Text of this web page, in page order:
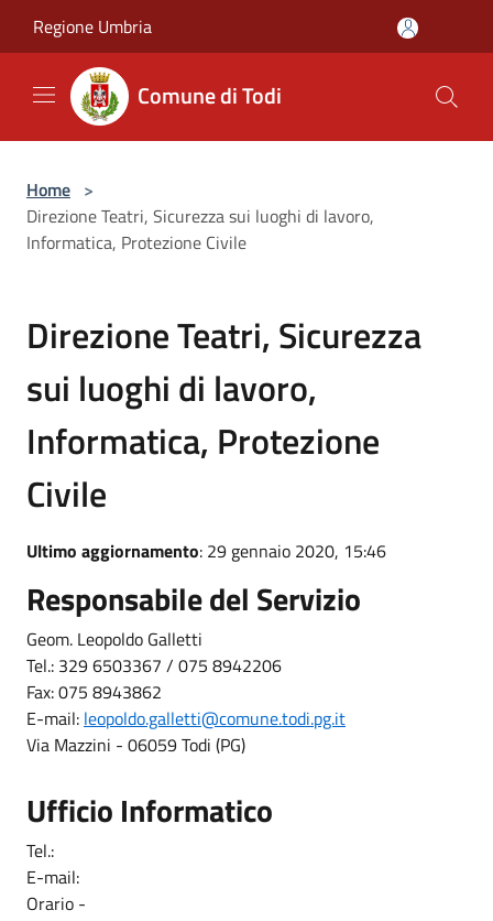
Regione Umbria
Comune di Todi
Home >
Direzione Teatri, Sicurezza sui luoghi di lavoro,
Informatica, Protezione Civile
Direzione Teatri, Sicurezza
sui luoghi di lavoro,
Informatica, Protezione
Civile
Ultimo aggiornamento: 29 gennaio 2020, 15:46
Responsabile del Servizio
Geom. Leopoldo Galletti
Tel.: 329 6503367 / 075 8942206
Fax: 075 8943862
E-mail: leopoldo.galletti@comune.todi.pg.it
Via Mazzini - 06059 Todi (PG)
Ufficio Informatico
Tel.:
E-mail:
Orario -